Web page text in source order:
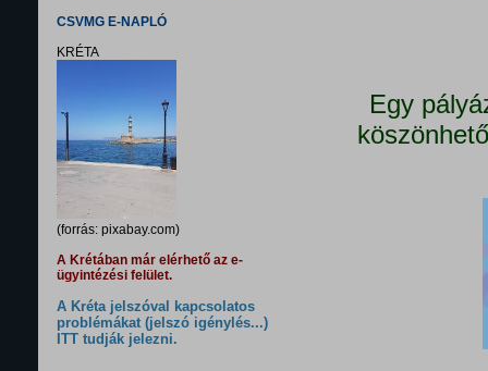
CSVMG E-NAPLÓ
KRÉTA
(forrás: pixabay.com)
A Krétában már elérhető az e-
ügyintézési felület.
A Kréta jelszóval kapcsolatos
problémákat (jelszó igénylés...)
ITT tudják jelezni.
Egy